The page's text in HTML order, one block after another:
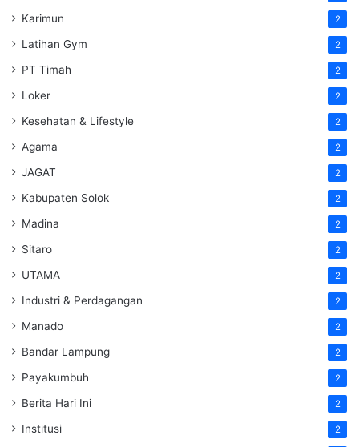
Karimun 2
Latihan Gym 2
PT Timah 2
Loker 2
Kesehatan & Lifestyle 2
Agama 2
JAGAT 2
Kabupaten Solok 2
Madina 2
Sitaro 2
UTAMA 2
Industri & Perdagangan 2
Manado 2
Bandar Lampung 2
Payakumbuh 2
Berita Hari Ini 2
Institusi 2